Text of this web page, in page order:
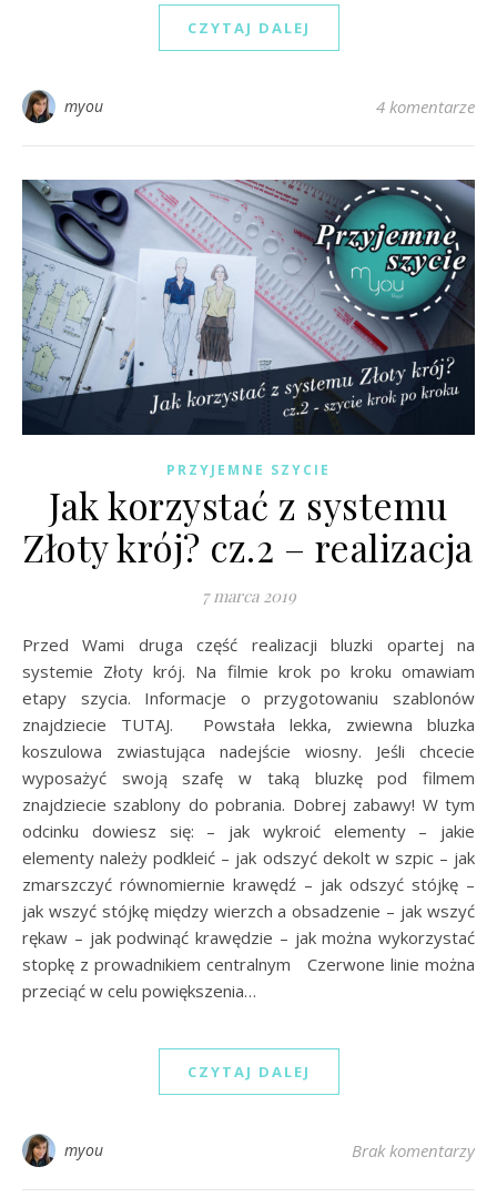
CZYTAJ DALEJ
myou 4 komentarze
PRZYJEMNE SZYCIE
Jak korzystać z systemu
Złoty krój? cz.2 – realizacja
7 marca 2019
Przed Wami druga część realizacji bluzki opartej na
systemie Złoty krój. Na filmie krok po kroku omawiam
etapy szycia. Informacje o przygotowaniu szablonów
znajdziecie TUTAJ. Powstała lekka, zwiewna bluzka
koszulowa zwiastująca nadejście wiosny. Jeśli chcecie
wyposażyć swoją szafę w taką bluzkę pod filmem
znajdziecie szablony do pobrania. Dobrej zabawy! W tym
odcinku dowiesz się: – jak wykroić elementy – jakie
elementy należy podkleić – jak odszyć dekolt w szpic – jak
zmarszczyć równomiernie krawędź – jak odszyć stójkę –
jak wszyć stójkę między wierzch a obsadzenie – jak wszyć
rękaw – jak podwinąć krawędzie – jak można wykorzystać
stopkę z prowadnikiem centralnym Czerwone linie można
przeciąć w celu powiększenia…
CZYTAJ DALEJ
myou Brak komentarzy